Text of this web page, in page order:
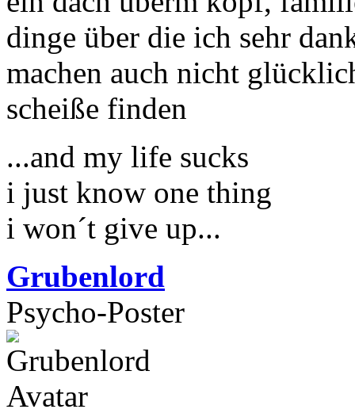
dinge über die ich sehr
machen auch nicht
scheiße finden
...and my life sucks
i just know one thing
i won´t give up...
Grubenlord
Psycho-Poster